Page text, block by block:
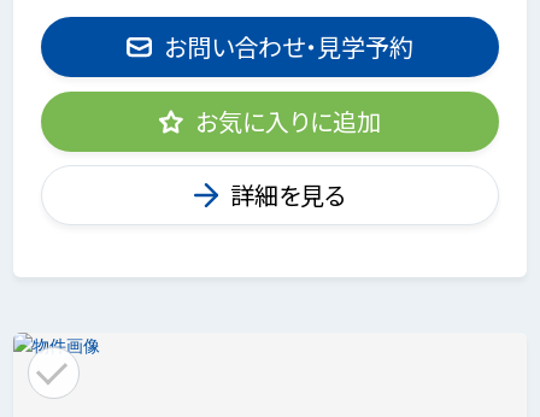
お問い合わせ・見学予約
お気に入りに追加
詳細を見る